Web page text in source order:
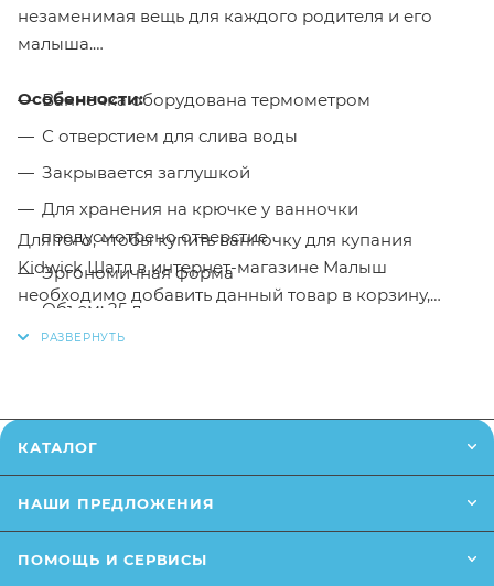
незаменимая вещь для каждого родителя и его
малыша.
Особенности:
Ванночка оборудована термометром
С отверстием для слива воды
Закрывается заглушкой
Для хранения на крючке у ванночки
предусмотрено отверстие
Эргономичная форма
Объем: 25 л
Размер: 101х51х30 см
Для того, чтобы купить ванночку для купания
Kidwick Шатл в интернет-магазине Малыш
необходимо добавить данный товар в корзину,
сайте (например, оттенки цветов, незначительные
влияющие на основные потребительские свойства
свойства и иные существенные элементы товара и
КАТАЛОГ
НАШИ ПРЕДЛОЖЕНИЯ
ПОМОЩЬ И СЕРВИСЫ